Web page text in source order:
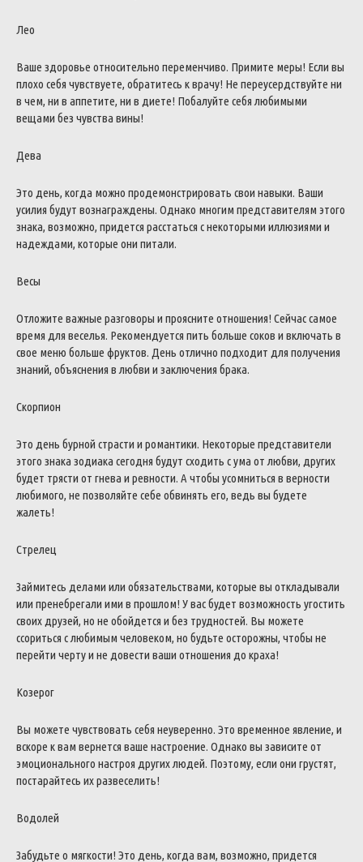
Лео
Ваше здоровье относительно переменчиво. Примите меры! Если вы
плохо себя чувствуете, обратитесь к врачу! Не переусердствуйте ни
в чем, ни в аппетите, ни в диете! Побалуйте себя любимыми
вещами без чувства вины!
Дева
Это день, когда можно продемонстрировать свои навыки. Ваши
усилия будут вознаграждены. Однако многим представителям этого
знака, возможно, придется расстаться с некоторыми иллюзиями и
надеждами, которые они питали.
Весы
Отложите важные разговоры и проясните отношения! Сейчас самое
время для веселья. Рекомендуется пить больше соков и включать в
свое меню больше фруктов. День отлично подходит для получения
знаний, объяснения в любви и заключения брака.
Скорпион
Это день бурной страсти и романтики. Некоторые представители
этого знака зодиака сегодня будут сходить с ума от любви, других
будет трясти от гнева и ревности. А чтобы усомниться в верности
любимого, не позволяйте себе обвинять его, ведь вы будете
жалеть!
Стрелец
Займитесь делами или обязательствами, которые вы откладывали
или пренебрегали ими в прошлом! У вас будет возможность угостить
своих друзей, но не обойдется и без трудностей. Вы можете
ссориться с любимым человеком, но будьте осторожны, чтобы не
перейти черту и не довести ваши отношения до краха!
Козерог
Вы можете чувствовать себя неуверенно. Это временное явление, и
вскоре к вам вернется ваше настроение. Однако вы зависите от
эмоционального настроя других людей. Поэтому, если они грустят,
постарайтесь их развеселить!
Водолей
Забудьте о мягкости! Это день, когда вам, возможно, придется